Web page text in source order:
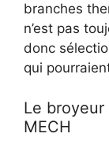
branches
n’est pas
donc
qui
Le
MECH